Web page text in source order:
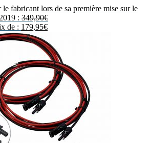
fabricant lors de sa première mise sur le
: 349,90€
de : 179,95€